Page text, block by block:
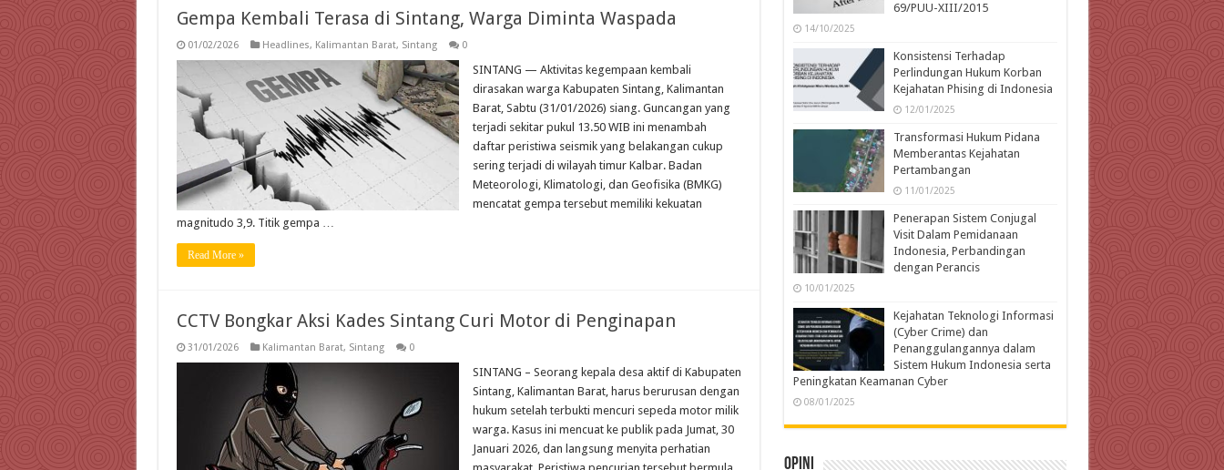
Gempa Kembali Terasa di Sintang, Warga Diminta Waspada
01/02/2026 Headlines, Kalimantan Barat, Sintang 0
SINTANG — Aktivitas kegempaan kembali
dirasakan warga Kabupaten Sintang, Kalimantan
Barat, Sabtu (31/01/2026) siang. Guncangan yang
terjadi sekitar pukul 13.50 WIB ini menambah
daftar peristiwa seismik yang belakangan cukup
sering terjadi di wilayah timur Kalbar. Badan
Meteorologi, Klimatologi, dan Geofisika (BMKG)
mencatat gempa tersebut memiliki kekuatan
magnitudo 3,9. Titik gempa …
Read More »
CCTV Bongkar Aksi Kades Sintang Curi Motor di Penginapan
31/01/2026 Kalimantan Barat, Sintang 0
SINTANG – Seorang kepala desa aktif di Kabupaten
Sintang, Kalimantan Barat, harus berurusan dengan
hukum setelah terbukti mencuri sepeda motor milik
warga. Kasus ini mencuat ke publik pada Jumat, 30
Januari 2026, dan langsung menyita perhatian
69/PUU-XIII/2015
14/10/2025
Konsistensi Terhadap
Perlindungan Hukum Korban
Kejahatan Phising di Indonesia
12/01/2025
Transformasi Hukum Pidana
Memberantas Kejahatan
Pertambangan
11/01/2025
Penerapan Sistem Conjugal
Visit Dalam Pemidanaan
Indonesia, Perbandingan
dengan Perancis
10/01/2025
Kejahatan Teknologi Informasi
(Cyber Crime) dan
Penanggulangannya dalam
Sistem Hukum Indonesia serta
Peningkatan Keamanan Cyber
08/01/2025
Opini